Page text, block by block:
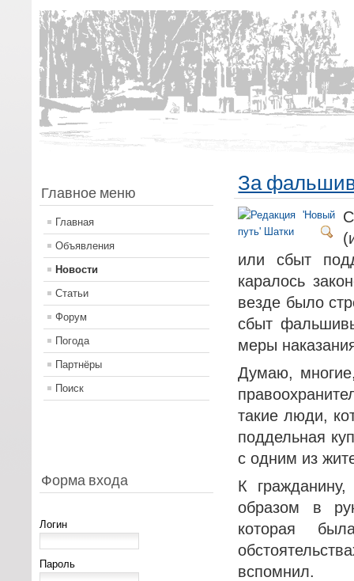
Главное меню
Главная
Объявления
Новости
Статьи
Форум
Погода
Партнёры
Поиск
Форма входа
Логин
Пароль
За
или сбыт
каралось
везде было
сбыт
меры
Думаю,
такие люди,
поддельная
с одним из
К
образом в
которая
вспомнил.